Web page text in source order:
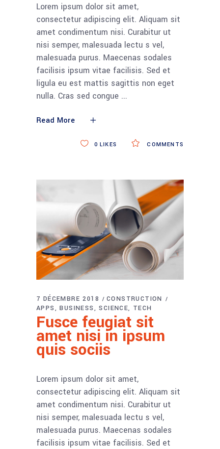
Lorem ipsum dolor sit amet,
consectetur adipiscing elit. Aliquam sit
amet condimentum nisi. Curabitur ut
nisi semper, malesuada lectu s vel,
malesuada purus. Maecenas sodales
facilisis ipsum vitae facilisis. Sed et
ligula eu est mattis sagittis non eget
nulla. Cras sed congue
Read More
COMMENTS
0 LIKES
7 DÉCEMBRE 2018
CONSTRUCTION
APPS
BUSINESS SCIENCE TECH
Fusce feugiat sit
amet nisi in ipsum
quis sociis
Lorem ipsum dolor sit amet,
consectetur adipiscing elit. Aliquam sit
amet condimentum nisi. Curabitur ut
nisi semper, malesuada lectu s vel,
malesuada purus. Maecenas sodales
facilisis ipsum vitae facilisis. Sed et